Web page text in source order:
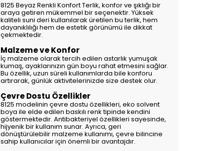
8125 Beyaz Renkli Konfort Terlik, konfor ve şıklığı bir
araya getiren mükemmel bir seçenektir. Yüksek
kaliteli suni deri kullanılarak üretilen bu terlik, hem
dayanıklılığı hem de estetik görünümü ile dikkat
çekmektedir.
Malzeme ve Konfor
İç malzeme olarak tercih edilen astarlık yumuşak
kumaş, ayaklarınızın gün boyu rahat etmesini sağlar.
Bu özellik, uzun süreli kullanımlarda bile konforu
artırarak, günlük aktivitelerinizde size destek olur.
Çevre Dostu Özellikler
8125 modelinin çevre dostu özellikleri, eko solvent
boya ile elde edilen baskılı renk tipinde kendini
göstermektedir. Antibakteriyel özellikleri sayesinde,
hijyenik bir kullanım sunar. Ayrıca, geri
dönüştürülebilir malzeme kullanımı, çevre bilincine
sahip kullanıcılar için önemli bir avantajdır.